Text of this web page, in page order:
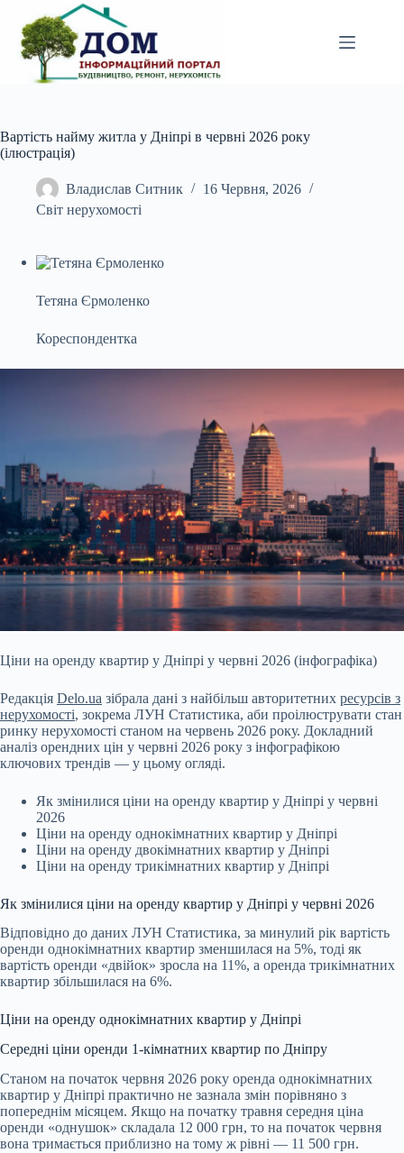
вмісту
Вартість найму житла у Дніпрі в червні 2026 року
(ілюстрація)
Владислав Ситник
16 Червня, 2026
Світ нерухомості
Тетяна Єрмоленко
Кореспондентка
Ціни на оренду квартир у Дніпрі у червні 2026 (інфографіка)
Редакція Delo.ua зібрала дані з найбільш авторитетних ресурсів з
нерухомості, зокрема ЛУН Статистика, аби проілюструвати стан
ринку нерухомості станом на червень 2026 року. Докладний
аналіз орендних цін у червні 2026 року з інфографікою
ключових трендів — у цьому огляді.
Як змінилися ціни на оренду квартир у Дніпрі у червні
2026
Ціни на оренду однокімнатних квартир у Дніпрі
Ціни на оренду двокімнатних квартир у Дніпрі
Ціни на оренду трикімнатних квартир у Дніпрі
Як змінилися ціни на оренду квартир у Дніпрі у червні 2026
Відповідно до даних ЛУН Статистика, за минулий рік вартість
оренди однокімнатних квартир зменшилася на 5%, тоді як
вартість оренди «двійок» зросла на 11%, а оренда трикімнатних
квартир збільшилася на 6%.
Ціни на оренду однокімнатних квартир у Дніпрі
Середні ціни оренди 1-кімнатних квартир по Дніпру
Станом на початок червня 2026 року оренда однокімнатних
квартир у Дніпрі практично не зазнала змін порівняно з
попереднім місяцем. Якщо на початку травня середня ціна
оренди «однушок» складала 12 000 грн, то на початок червня
вона тримається приблизно на тому ж рівні — 11 500 грн.